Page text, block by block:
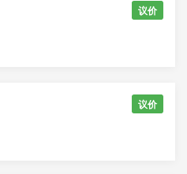
议价
议价